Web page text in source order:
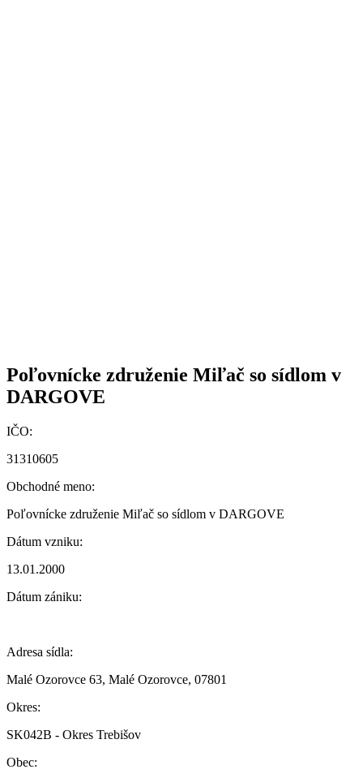
Poľovnícke združenie Miľač so sídlom v
DARGOVE
IČO:
31310605
Obchodné meno:
Poľovnícke združenie Miľač so sídlom v DARGOVE
Dátum vzniku:
13.01.2000
Dátum zániku:
Adresa sídla:
Malé Ozorovce 63, Malé Ozorovce, 07801
Okres:
SK042B - Okres Trebišov
Obec: